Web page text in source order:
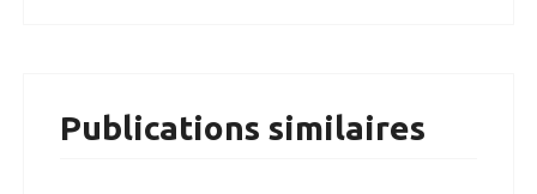
Publications similaires